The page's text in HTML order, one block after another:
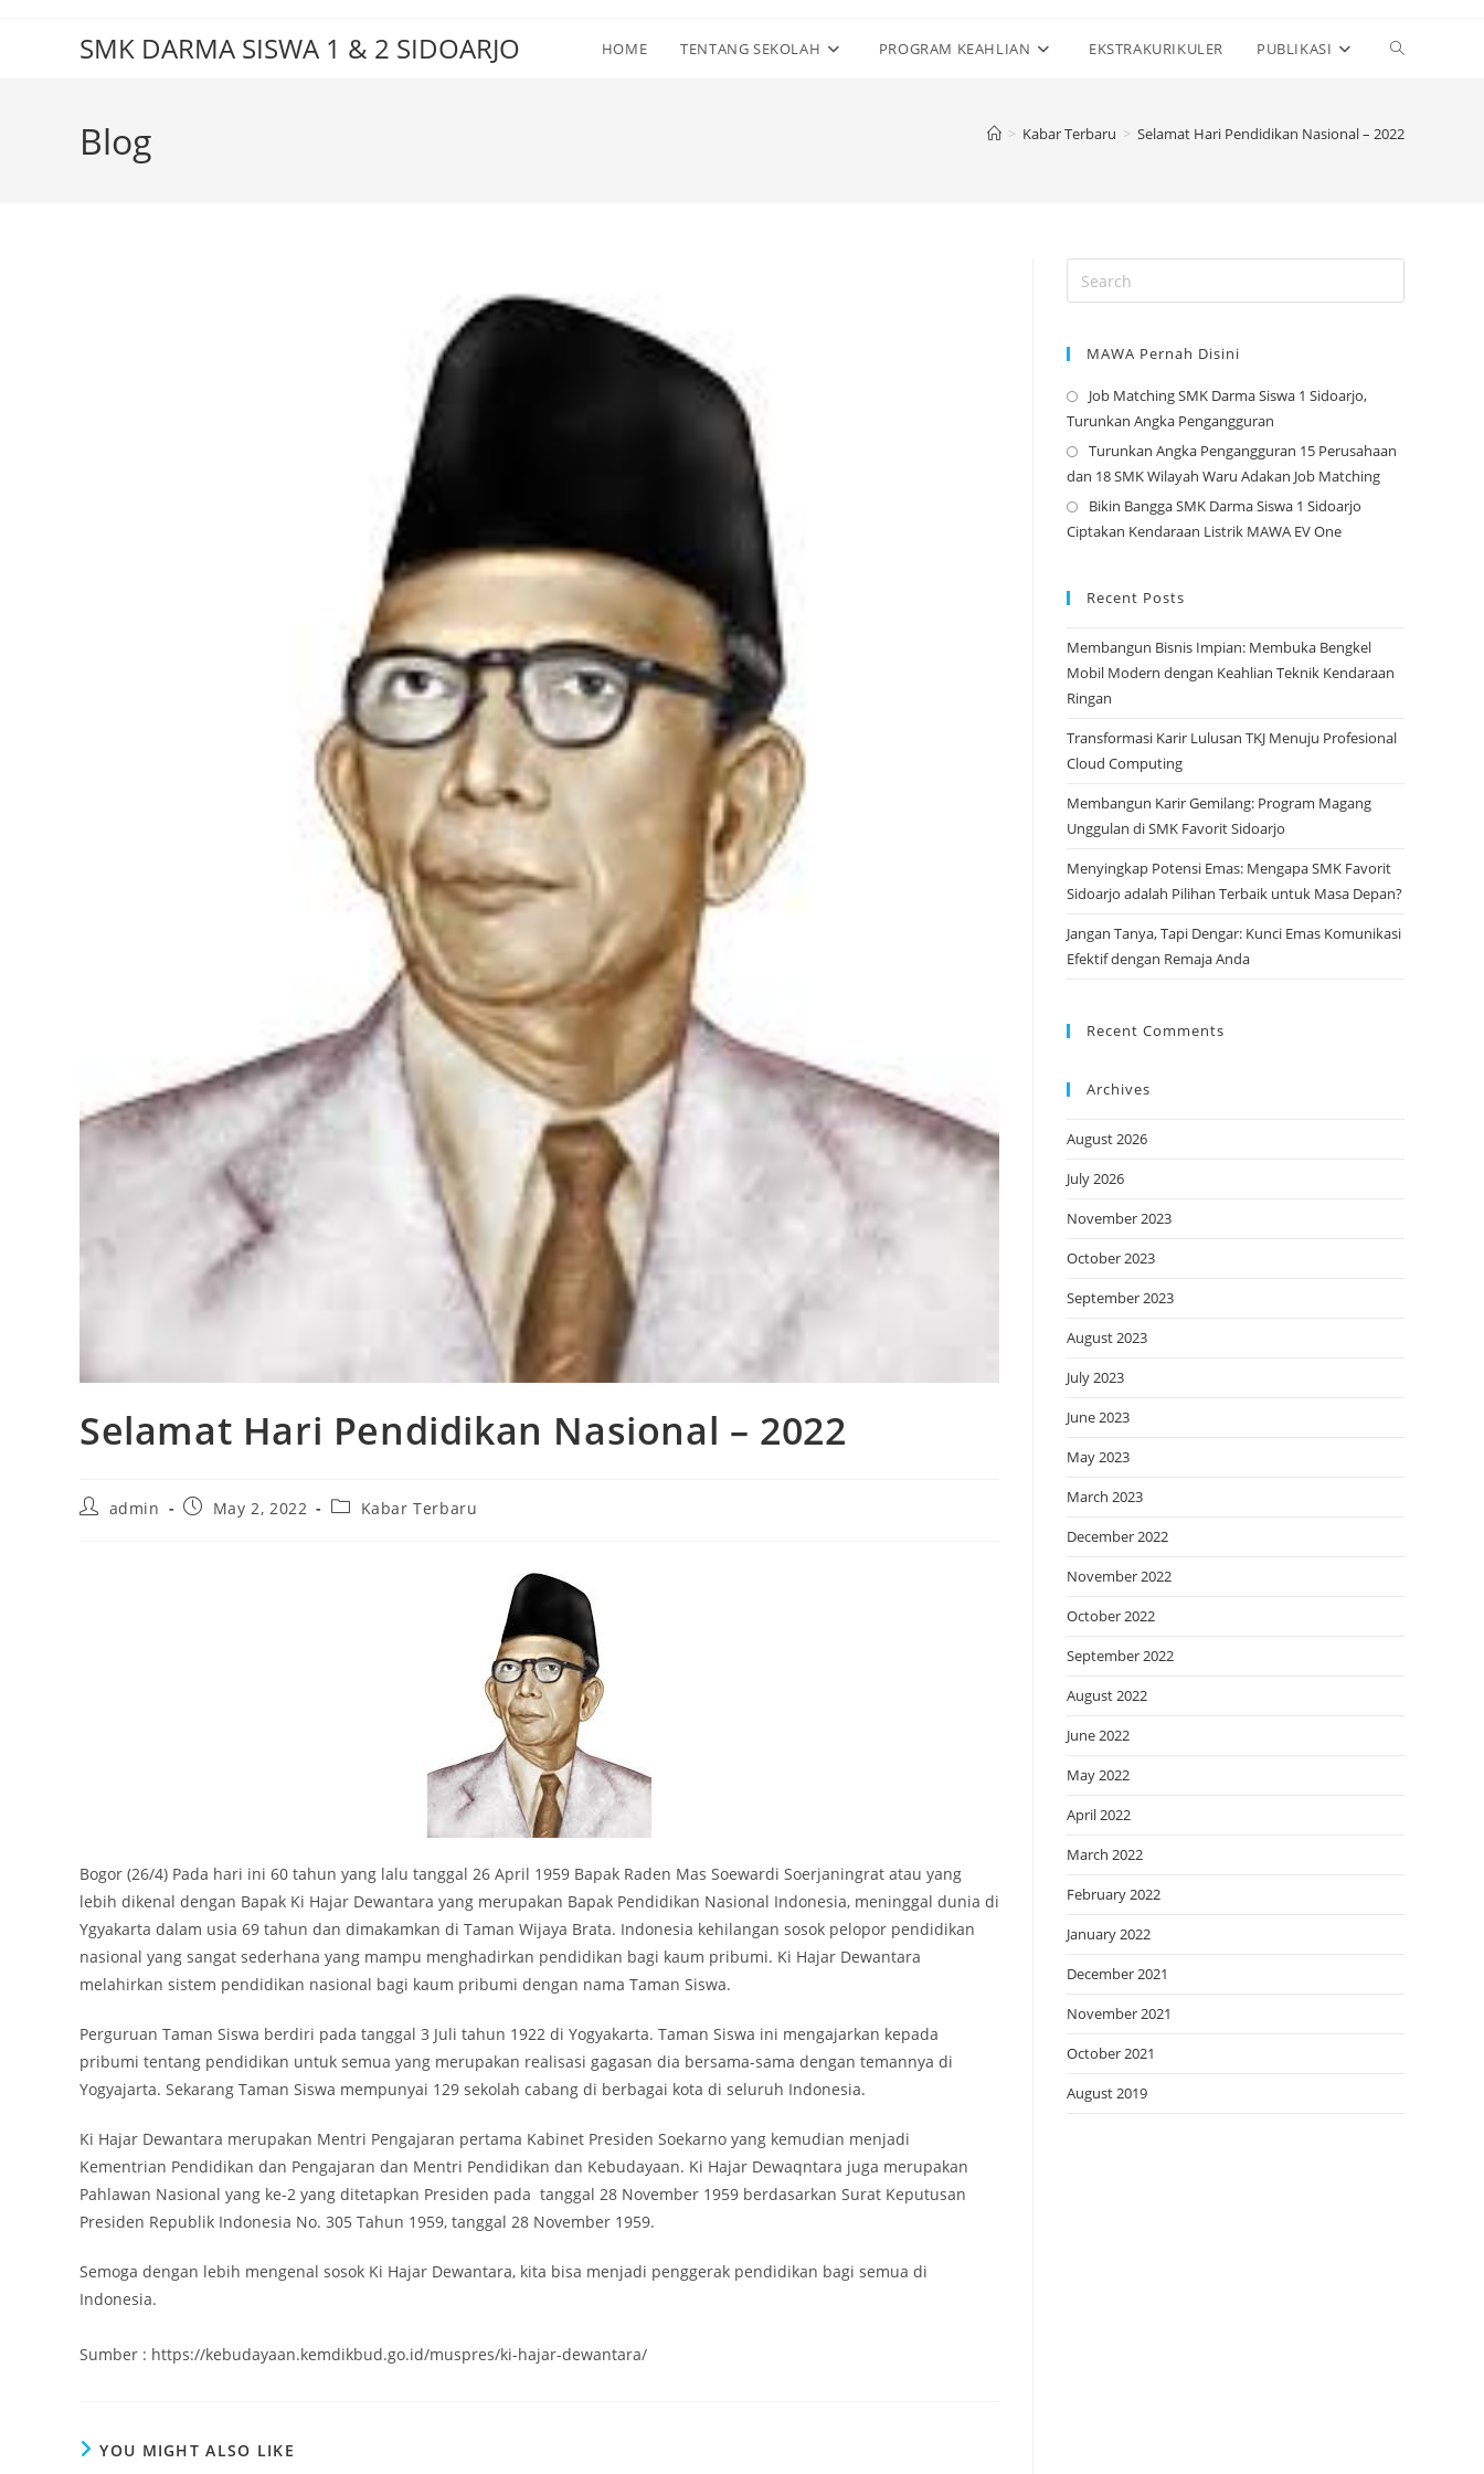
SMK DARMA SISWA 1 & 2 SIDOARJO HOME TENTANG SEKOLAH PROGRAM KEAHLIAN EKSTRAKURIKULER PUBLIKASI Toggle
Blog > Kabar Terbaru > Selamat Hari Pendidikan Nasional – 2022
Selamat Hari Pendidikan Nasional – 2022
Postadmin
PostMay 2, 2022
PostKabar Terbaru
Bogor (26/4) Pada hari ini 60 tahun yang lalu tanggal 26 April 1959 Bapak Raden Mas Soewardi Soerjaningrat atau yang
lebih dikenal dengan Bapak Ki Hajar Dewantara yang merupakan Bapak Pendidikan Nasional Indonesia, meninggal dunia di
Ygyakarta dalam usia 69 tahun dan dimakamkan di Taman Wijaya Brata. Indonesia kehilangan sosok pelopor pendidikan
nasional yang sangat sederhana yang mampu menghadirkan pendidikan bagi kaum pribumi. Ki Hajar Dewantara
melahirkan sistem pendidikan nasional bagi kaum pribumi dengan nama Taman Siswa.
Perguruan Taman Siswa berdiri pada tanggal 3 Juli tahun 1922 di Yogyakarta. Taman Siswa ini mengajarkan kepada
pribumi tentang pendidikan untuk semua yang merupakan realisasi gagasan dia bersama-sama dengan temannya di
Yogyajarta. Sekarang Taman Siswa mempunyai 129 sekolah cabang di berbagai kota di seluruh Indonesia.
Ki Hajar Dewantara merupakan Mentri Pengajaran pertama Kabinet Presiden Soekarno yang kemudian menjadi
Kementrian Pendidikan dan Pengajaran dan Mentri Pendidikan dan Kebudayaan. Ki Hajar Dewaqntara juga merupakan
Pahlawan Nasional yang ke-2 yang ditetapkan Presiden pada tanggal 28 November 1959 berdasarkan Surat Keputusan
Presiden Republik Indonesia No. 305 Tahun 1959, tanggal 28 November 1959.
Semoga dengan lebih mengenal sosok Ki Hajar Dewantara, kita bisa menjadi penggerak pendidikan bagi semua di
Indonesia.
Sumber : https://kebudayaan.kemdikbud.go.id/muspres/ki-hajar-dewantara/
YOU MIGHT ALSO LIKE
MAWA Pernah Disini
Job Matching SMK Darma Siswa 1 Sidoarjo,
Turunkan Angka Pengangguran
Turunkan Angka Pengangguran 15 Perusahaan
dan 18 SMK Wilayah Waru Adakan Job Matching
Bikin Bangga SMK Darma Siswa 1 Sidoarjo
Ciptakan Kendaraan Listrik MAWA EV One
Recent Posts
Membangun Bisnis Impian: Membuka Bengkel
Mobil Modern dengan Keahlian Teknik Kendaraan
Ringan
Transformasi Karir Lulusan TKJ Menuju Profesional
Cloud Computing
Membangun Karir Gemilang: Program Magang
Unggulan di SMK Favorit Sidoarjo
Menyingkap Potensi Emas: Mengapa SMK Favorit
Sidoarjo adalah Pilihan Terbaik untuk Masa Depan?
Jangan Tanya, Tapi Dengar: Kunci Emas Komunikasi
Efektif dengan Remaja Anda
Recent Comments
Archives
August 2026
July 2026
November 2023
October 2023
September 2023
August 2023
July 2023
June 2023
May 2023
March 2023
December 2022
November 2022
October 2022
September 2022
August 2022
June 2022
May 2022
April 2022
March 2022
February 2022
January 2022
December 2021
November 2021
October 2021
August 2019